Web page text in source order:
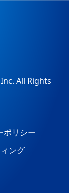
All Rights
ポリシー
ング